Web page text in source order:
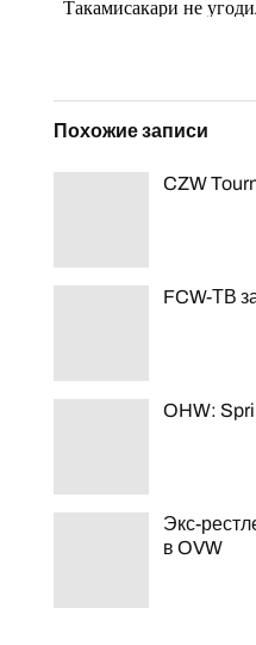
Похожие записи
CZW
FCW-ТВ
OHW:
Экс-
в OVW